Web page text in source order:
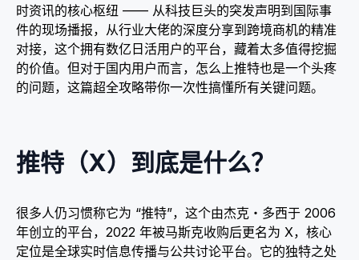
时资讯的核心枢纽 —— 从科技巨头的突发声明到国际事
件的现场播报，从行业大佬的深度分享到跨境商机的精准
对接，这个拥有数亿日活用户的平台，藏着太多值得挖掘
的价值。但对于国内用户而言，怎么上推特也是一个头疼
的问题，这篇超全攻略带你一次性搞懂所有关键问题。​
推特（X）到底是什么？​
很多人仍习惯称它为 “推特”，这个由杰克・多西于 2006
年创立的平台，2022 年被马斯克收购后更名为 X，核心
定位是全球实时信息传播与公共讨论平台。它的独特之处